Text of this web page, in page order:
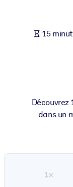
Enrichissez
commerciales
Alimentez vos
structurées
15
Découvrez
dans un
1×